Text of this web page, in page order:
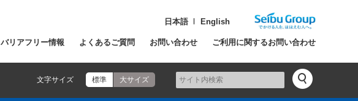
バリアフリー情報 よくあるご質問 お問い合わせ ご利用に関するお問い合わせ
日本語 English
文字サイズ 標準 大サイズ